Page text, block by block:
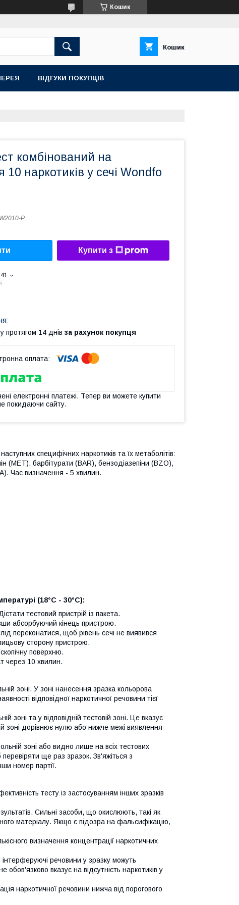
Кошик
Кошик
ВІДГУКИ ПОКУПЦІВ
комбінований на
10 наркотиків у сечі Wondfo
W2010-P
Купити з
протягом 14 днів за рахунок покупця
електронні платежі. Тепер ви можете купити
покидаючи сайту.
специфічних наркотиків та їх метаболітів:
барбітурати (BAR), бензодіазепіни (BZO),
Час визначення - 5 хвилин.
(18°C - 30°C):
тестовий пристрій із пакета.
абсорбуючий кінець пристрою.
переконатися, щоб рівень сечі не виявився
сторону пристрою.
поверхню.
через 10 хвилин.
зоні. У зоні нанесення зразка кольорова
відповідної наркотичної речовини тієї
зоні та у відповідній тестовій зоні. Це вказує
зоні дорівнює нулю або нижче межі виявлення
зоні або видно лише на всіх тестових
ще раз зразок. Зв'яжіться з
номер партії.
тесту із застосуванням інших зразків
Сильні засоби, що окислюють, такі як
матеріалу. Якщо є підозра на фальсифікацію,
визначення концентрації наркотичних
речовини у зразку можуть
вказує на відсутність наркотиків у
наркотичної речовини нижча від порогового